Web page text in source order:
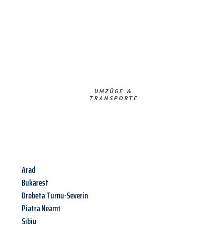
UMZÜGE &
TRANSPORTE
Arad
Bukarest
Drobeta Turnu-Severin
Piatra Neamt
Sibiu